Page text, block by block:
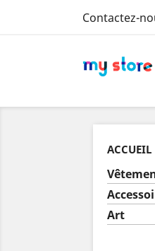
Contactez-
ACCUEIL
Art